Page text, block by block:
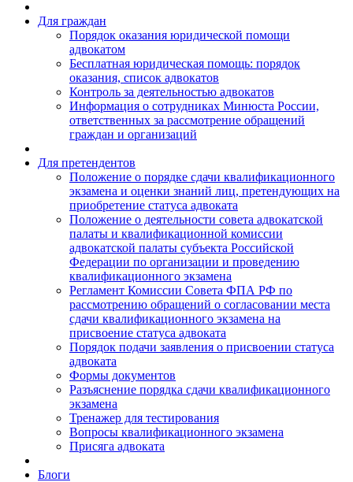
Для граждан
Порядок оказания юридической помощи
адвокатом
Бесплатная юридическая помощь: порядок
оказания, список адвокатов
Контроль за деятельностью адвокатов
Информация о сотрудниках Минюста России,
ответственных за рассмотрение обращений
граждан и организаций
Для претендентов
Положение о порядке сдачи квалификационного
экзамена и оценки знаний лиц, претендующих на
приобретение статуса адвоката
Положение о деятельности совета адвокатской
палаты и квалификационной комиссии
адвокатской палаты субъекта Российской
Федерации по организации и проведению
квалификационного экзамена
Регламент Комиссии Совета ФПА РФ по
рассмотрению обращений о согласовании места
сдачи квалификационного экзамена на
присвоение статуса адвоката
Порядок подачи заявления о присвоении статуса
адвоката
Формы документов
Разъяснение порядка сдачи квалификационного
экзамена
Тренажер для тестирования
Вопросы квалификационного экзамена
Присяга адвоката
Блоги